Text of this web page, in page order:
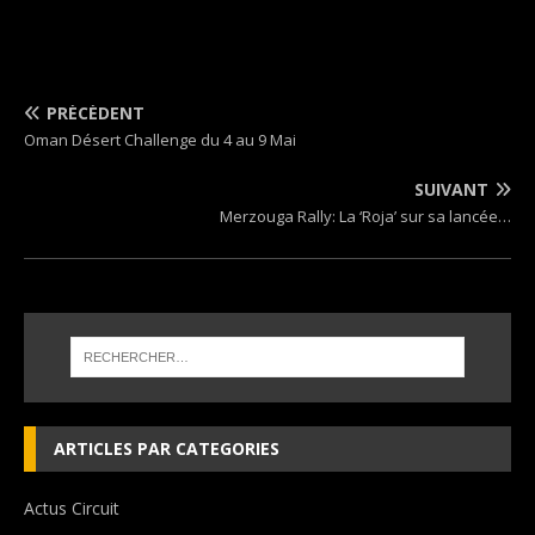
PRÉCÉDENT
Oman Désert Challenge du 4 au 9 Mai
SUIVANT
Merzouga Rally: La ‘Roja’ sur sa lancée…
ARTICLES PAR CATEGORIES
Actus Circuit